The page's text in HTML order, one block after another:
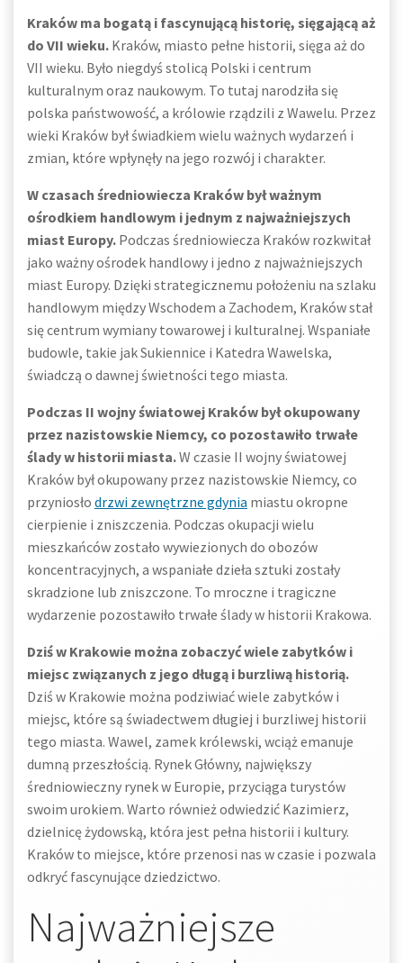
Kraków ma bogatą i fascynującą historię, sięgającą aż
do VII wieku. Kraków, miasto pełne historii, sięga aż do
VII wieku. Było niegdyś stolicą Polski i centrum
kulturalnym oraz naukowym. To tutaj narodziła się
polska państwowość, a królowie rządzili z Wawelu. Przez
wieki Kraków był świadkiem wielu ważnych wydarzeń i
zmian, które wpłynęły na jego rozwój i charakter.
W czasach średniowiecza Kraków był ważnym
ośrodkiem handlowym i jednym z najważniejszych
miast Europy. Podczas średniowiecza Kraków rozkwitał
jako ważny ośrodek handlowy i jedno z najważniejszych
miast Europy. Dzięki strategicznemu położeniu na szlaku
handlowym między Wschodem a Zachodem, Kraków stał
się centrum wymiany towarowej i kulturalnej. Wspaniałe
budowle, takie jak Sukiennice i Katedra Wawelska,
świadczą o dawnej świetności tego miasta.
Podczas II wojny światowej Kraków był okupowany
przez nazistowskie Niemcy, co pozostawiło trwałe
ślady w historii miasta.W czasie II wojny światowej
Kraków był okupowany przez nazistowskie Niemcy, co
przyniosło drzwi zewnętrzne gdynia miastu okropne
cierpienie i zniszczenia. Podczas okupacji wielu
mieszkańców zostało wywiezionych do obozów
koncentracyjnych, a wspaniałe dzieła sztuki zostały
skradzione lub zniszczone. To mroczne i tragiczne
wydarzenie pozostawiło trwałe ślady w historii Krakowa.
Dziś w Krakowie można zobaczyć wiele zabytków i
miejsc związanych z jego długą i burzliwą historią.
Dziś w Krakowie można podziwiać wiele zabytków i
miejsc, które są świadectwem długiej i burzliwej historii
tego miasta. Wawel, zamek królewski, wciąż emanuje
dumną przeszłością. Rynek Główny, największy
średniowieczny rynek w Europie, przyciąga turystów
swoim urokiem. Warto również odwiedzić Kazimierz,
dzielnicę żydowską, która jest pełna historii i kultury.
Kraków to miejsce, które przenosi nas w czasie i pozwala
odkryć fascynujące dziedzictwo.
Najważniejsze